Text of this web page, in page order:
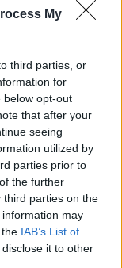
My
third parties, or
for
below opt-out
that after your
seeing
utilized by
parties prior to
the further
third parties on the
information may
IAB’s List of
it to other